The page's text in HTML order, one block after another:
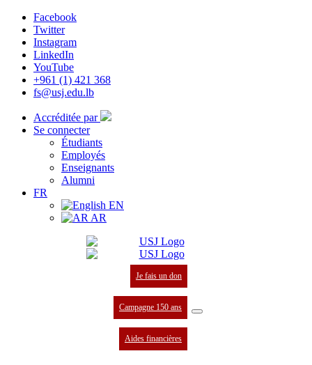
Facebook
Twitter
Instagram
LinkedIn
YouTube
+961 (1) 421 368
fs@usj.edu.lb
Accréditée par
Se connecter
Étudiants
Employés
Enseignants
Alumni
FR
EN
AR
Je fais un don
Campagne 150 ans
Aides financières